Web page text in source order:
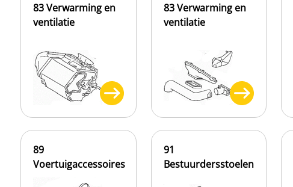
83 Verwarming en
ventilatie
83 Verwarming en
ventilatie
89
Voertuigaccessoires
91
Bestuurdersstoelen